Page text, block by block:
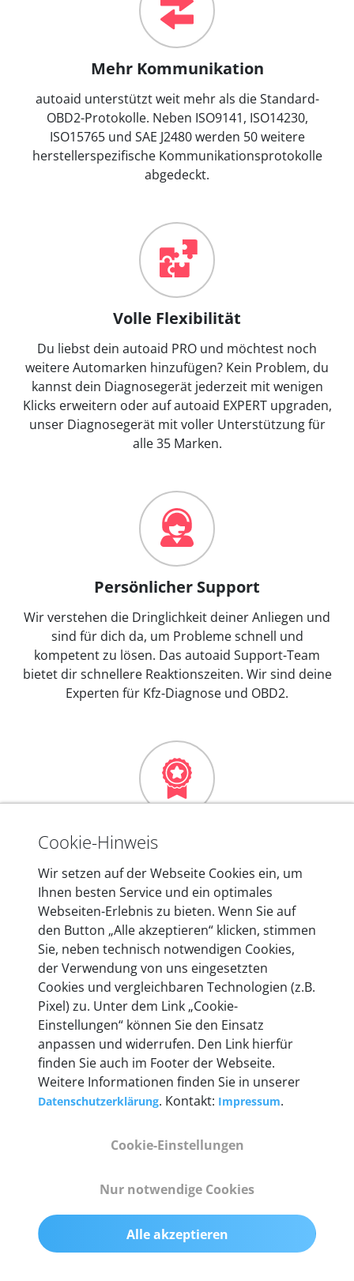
Mehr Kommunikation
autoaid unterstützt weit mehr als die Standard-
OBD2-Protokolle. Neben ISO9141, ISO14230,
ISO15765 und SAE J2480 werden 50 weitere
herstellerspezifische Kommunikationsprotokolle
abgedeckt.
Volle Flexibilität
Du liebst dein autoaid PRO und möchtest noch
weitere Automarken hinzufügen? Kein Problem, du
kannst dein Diagnosegerät jederzeit mit wenigen
Klicks erweitern oder auf autoaid EXPERT upgraden,
unser Diagnosegerät mit voller Unterstützung für
alle 35 Marken.
Persönlicher Support
Wir verstehen die Dringlichkeit deiner Anliegen und
sind für dich da, um Probleme schnell und
kompetent zu lösen. Das autoaid Support-Team
bietet dir schnellere Reaktionszeiten. Wir sind deine
Experten für Kfz-Diagnose und OBD2.
Mehr als 10 Jahre Erfahrung
In den Kfz-Diagnosegeräten von autoaid stecken
mehr als 10 Jahre Erfahrung, und auch in Zukunft
entwickeln wir unsere Produkte am Standort in
Berlin laufend weiter. Auf diese Qualität vertrauen
heute mehr als 60.000 Privatkunden und
Unternehmen.
Technische Details &
Lieferumfang
Abmessungen
Gewicht
200 g
Cookie-Hinweis
Wir setzen auf der Webseite Cookies ein, um
Ihnen besten Service und ein optimales
Webseiten-Erlebnis zu bieten. Wenn Sie auf
den Button „Alle akzeptieren“ klicken, stimmen
Sie, neben technisch notwendigen Cookies,
der Verwendung von uns eingesetzten
Cookies und vergleichbaren Technologien (z.B.
Pixel) zu. Unter dem Link „Cookie-
Einstellungen“ können Sie den Einsatz
anpassen und widerrufen. Den Link hierfür
finden Sie auch im Footer der Webseite.
Weitere Informationen finden Sie in unserer
Datenschutzerklärung. Kontakt: Impressum.
Cookie-Einstellungen
Nur notwendige Cookies
Alle akzeptieren